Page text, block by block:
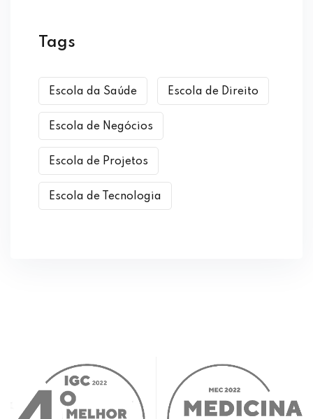
Tags
Escola da Saúde Escola de Direito
Escola de Negócios
Escola de Projetos
Escola de Tecnologia